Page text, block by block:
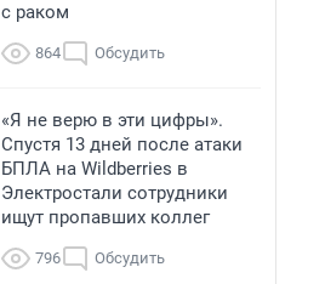
с раком
864 Обсудить
«Я не верю в эти цифры».
Спустя 13 дней после атаки
БПЛА на Wildberries в
Электростали сотрудники
ищут пропавших коллег
796 Обсудить